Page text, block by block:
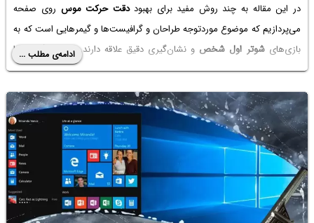
در این مقاله به چند روش مفید برای بهبوددقت حرکت موس روی صفحه
می‌پردازیم که موضوع موردتوجه طراحان و گرافیست‌ها و گیمرهایی است که به
بازی‌هایشوتر اول شخص و نشان‌گیری دقیق علاقه دارند. سیاره‌ی آی‌تی را
دنبال کنید.
ادامه‌ی مطلب ...